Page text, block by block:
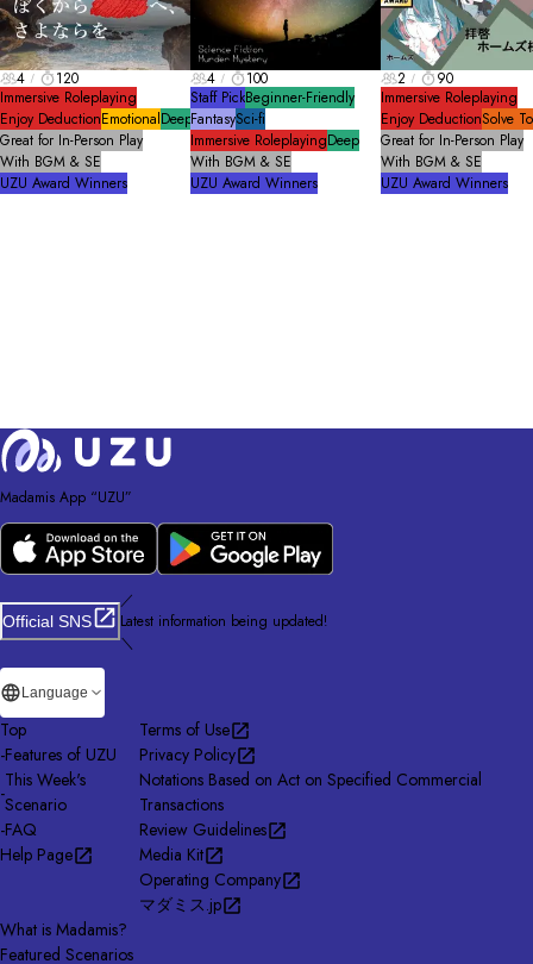
4
120
Immersive Roleplaying
Enjoy DeductionEmotionalDeep
Great for In-Person Play
With BGM & SE
UZU Award Winners
4
100
Staff PickBeginner-Friendly
FantasySci-fi
Immersive RoleplayingDeep
With BGM & SE
UZU Award Winners
2
90
Immersive Roleplaying
Enjoy DeductionSolve
Great for In-Person Play
With BGM & SE
UZU Award Winners
Madamis App “UZU”
Official SNS
／
Latest information being updated!
＼
Language
Top
-Features of UZU
-
This Week's
Scenario
-FAQ
Help Page
Terms of Use
Privacy Policy
Notations Based on Act on Specified Commercial
Transactions
Review Guidelines
Media Kit
Operating Company
マダミス.jp
What is Madamis?
Featured Scenarios